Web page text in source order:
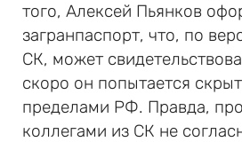
того, Алексей Пьянков
загранпаспорт, что, по
СК, может
скоро он попытается
пределами РФ. Правда,
коллегами из СК не